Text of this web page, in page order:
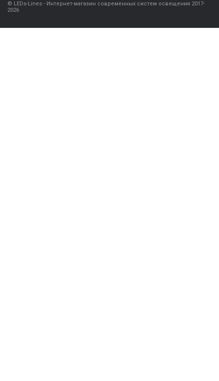
© LEDs-Lines - Интернет-магазин современных систем освещения 2017-
2026